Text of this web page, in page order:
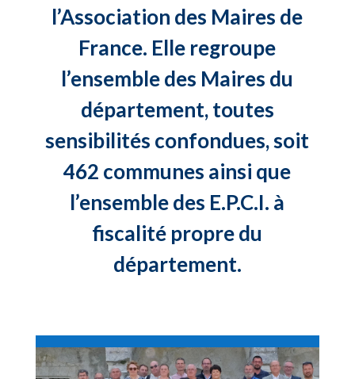
l’Association des Maires de
France. Elle regroupe
l’ensemble des Maires du
département, toutes
sensibilités confondues, soit
462 communes ainsi que
l’ensemble des E.P.C.I. à
fiscalité propre du
département.